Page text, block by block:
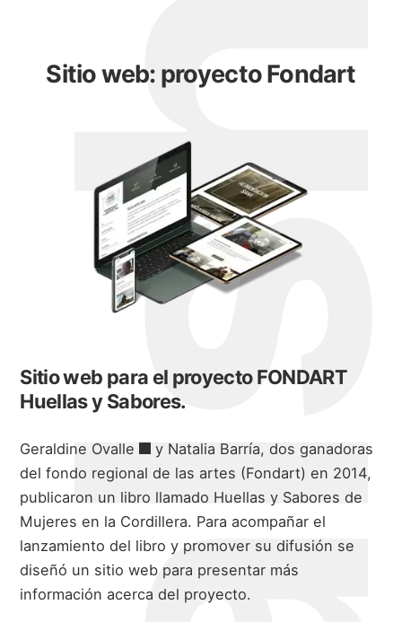
Sitio web: proyecto Fondart
Sitio web para el proyecto FONDART
Huellas y Sabores.
Geraldine Ovalle
y Natalia Barría, dos ganadoras
del fondo regional de las artes (Fondart) en 2014,
publicaron un libro llamado Huellas y Sabores de
Mujeres en la Cordillera. Para acompañar el
lanzamiento del libro y promover su difusión se
diseñó un sitio web para presentar más
información acerca del proyecto.